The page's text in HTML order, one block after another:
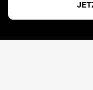
USDT